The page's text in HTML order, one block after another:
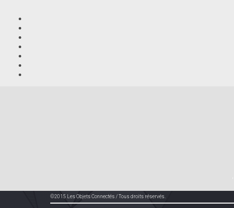
©2015 Les Objets Connectés / Tous droits réservés.